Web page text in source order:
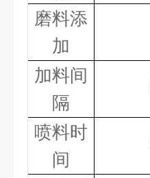
磨料添
加
加料间
隔
喷料时
间